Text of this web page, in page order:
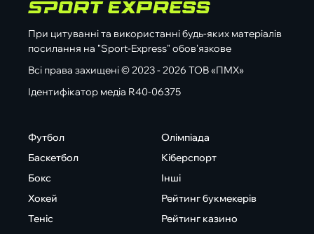
При цитуванні та використанні будь-яких матеріалів
посилання на "Sport-Express" обов'язкове
Всі права захищені © 2023 - 2026 ТОВ «ПМХ»
Ідентифікатор медіа R40-06375
Футбол
Баскетбол
Бокс
Хокей
Теніс
Олімпіада
Кіберспорт
Інші
Рейтинг букмекерів
Рейтинг казино